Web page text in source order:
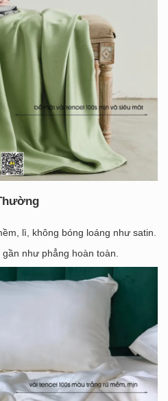
lì, không bóng loáng như satin.
như phẳng hoàn toàn.